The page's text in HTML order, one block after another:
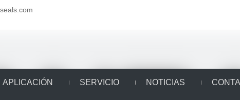
APLICACIÓN SERVICIO NOTICIAS